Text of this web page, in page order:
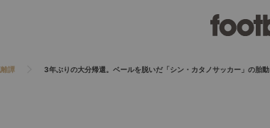
離譚 3年ぶりの大分帰還。ベールを脱いだ「シン・カタノサッカー」の胎動